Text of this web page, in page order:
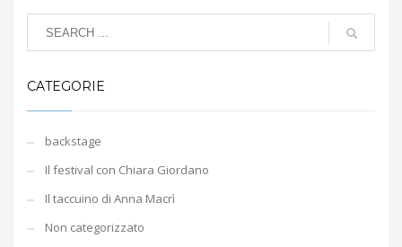
CATEGORIE
backstage
Il festival con Chiara Giordano
Il taccuino di Anna Macrì
Non categorizzato